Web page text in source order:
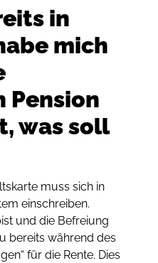
in
mich
Pension
was soll
muss sich in
einschreiben.
und die Befreiung
bereits während des
für die Rente. Dies